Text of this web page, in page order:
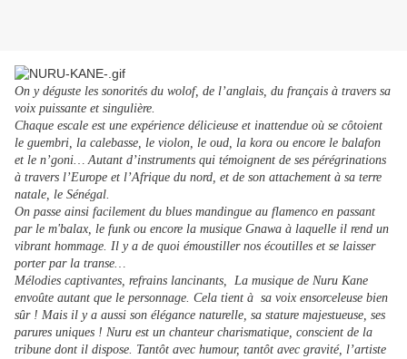
On y déguste les sonorités du wolof, de l’anglais, du français à travers sa
voix puissante et singulière.
Chaque escale est une expérience délicieuse et inattendue où se côtoient
le guembri, la calebasse, le violon, le oud, la kora ou encore le balafon
et le n’goni… Autant d’instruments qui témoignent de ses pérégrinations
à travers l’Europe et l’Afrique du nord, et de son attachement à sa terre
natale, le Sénégal.
On passe ainsi facilement du blues mandingue au flamenco en passant
par le m'balax, le funk ou encore la musique Gnawa à laquelle il rend un
vibrant hommage. Il y a de quoi émoustiller nos écoutilles et se laisser
porter par la transe…
Mélodies captivantes, refrains lancinants, La musique de Nuru Kane
envoûte autant que le personnage. Cela tient à sa voix ensorceleuse bien
sûr ! Mais il y a aussi son élégance naturelle, sa stature majestueuse, ses
parures uniques ! Nuru est un chanteur charismatique, conscient de la
tribune dont il dispose. Tantôt avec humour, tantôt avec gravité, l’artiste